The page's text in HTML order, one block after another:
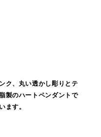
ク、丸い透かし彫りとテ
製のハートペンダントで
ます。